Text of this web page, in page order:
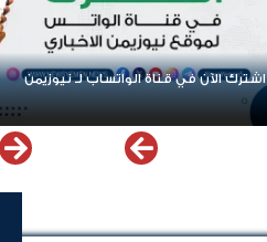
اشترك الآن في قناة الواتساب لـ نيوزيمن